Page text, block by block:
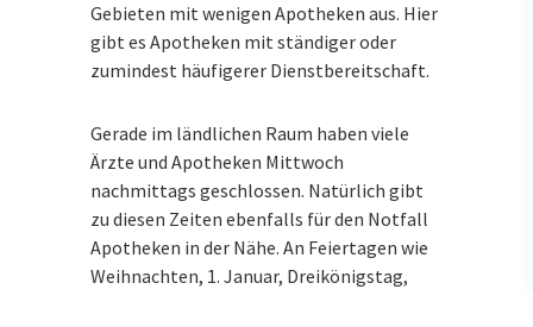
Gebieten mit wenigen Apotheken aus. Hier
gibt es Apotheken mit ständiger oder
zumindest häufigerer Dienstbereitschaft.
Gerade im ländlichen Raum haben viele
Ärzte und Apotheken Mittwoch
nachmittags geschlossen. Natürlich gibt
zu diesen Zeiten ebenfalls für den Notfall
Apotheken in der Nähe. An Feiertagen wie
Weihnachten, 1. Januar, Dreikönigstag,